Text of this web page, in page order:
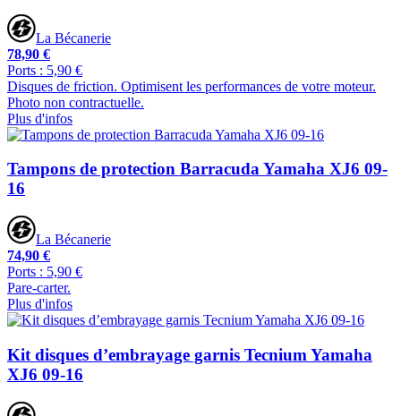
La Bécanerie
78,90 €
Ports : 5,90 €
Disques de friction. Optimisent les performances de votre moteur.
Photo non contractuelle.
Plus d'infos
Tampons de protection Barracuda Yamaha XJ6 09-
16
La Bécanerie
74,90 €
Ports : 5,90 €
Pare-carter.
Plus d'infos
Kit disques d’embrayage garnis Tecnium Yamaha
XJ6 09-16